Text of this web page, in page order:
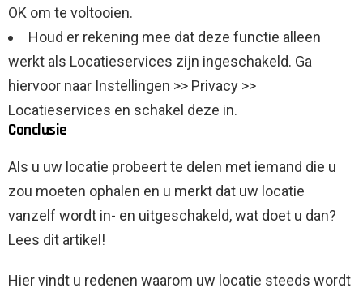
OK om te voltooien.
Houd er rekening mee dat deze functie alleen
werkt als Locatieservices zijn ingeschakeld. Ga
hiervoor naar Instellingen >> Privacy >>
Locatieservices en schakel deze in.
Conclusie
Als u uw locatie probeert te delen met iemand die u
zou moeten ophalen en u merkt dat uw locatie
vanzelf wordt in- en uitgeschakeld, wat doet u dan?
Lees dit artikel!
Hier vindt u redenen waarom uw locatie steeds wordt